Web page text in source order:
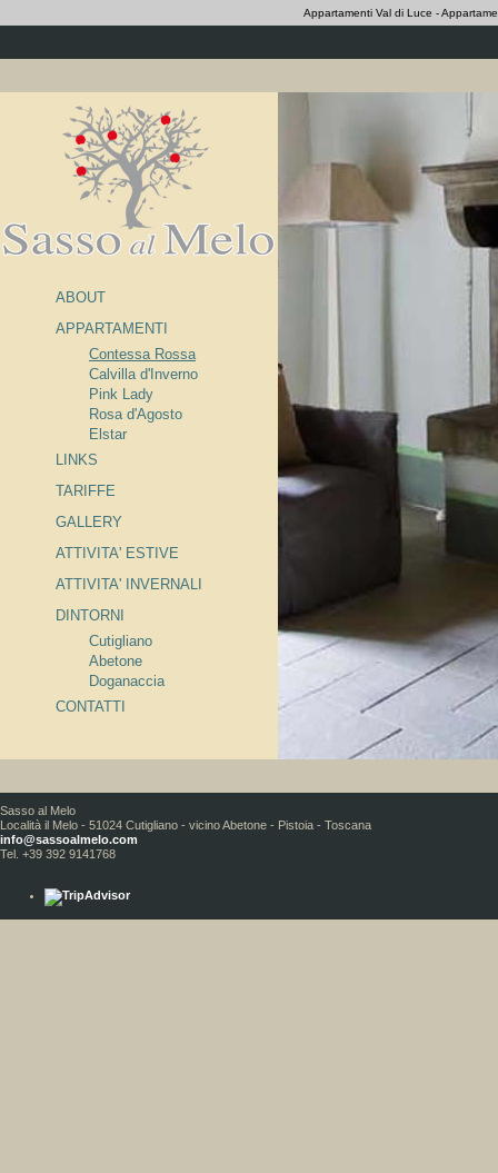
Appartamenti Val di Luce -
ABOUT
APPARTAMENTI
Contessa Rossa
Calvilla d'Inverno
Pink Lady
Rosa d'Agosto
Elstar
LINKS
TARIFFE
GALLERY
ATTIVITA' ESTIVE
ATTIVITA' INVERNALI
DINTORNI
Cutigliano
Abetone
Doganaccia
CONTATTI
Sasso al Melo
Località il Melo - 51024 Cutigliano - vicino Abetone - Pistoia - Toscana
info@sassoalmelo.com
Tel. +39 392 9141768